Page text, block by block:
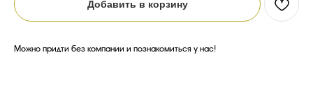
Добавить в корзину
Можно придти без компании и познакомиться у нас!